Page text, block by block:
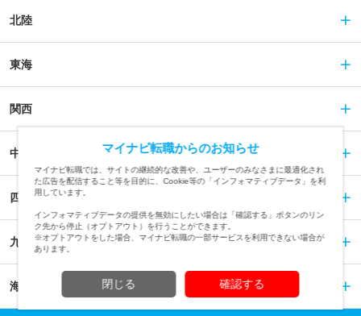
北陸
東海
関西
中国
四国
九州
海外
マイナビ転職からのお知らせ
マイナビ転職では、サイトの継続的な改善や、ユーザーのみなさまに最適化され
た広告を配信すること等を目的に、Cookie等の「インフォマティブデータ」を利
用しています。
インフォマティブデータの提供を無効にしたい場合は「確認する」ボタンのリン
ク先から停止（オプトアウト）を行うことができます。
※オプトアウトをした場合、マイナビ転職の一部サービスを利用できない場合が
あります。
閉じる 確認する